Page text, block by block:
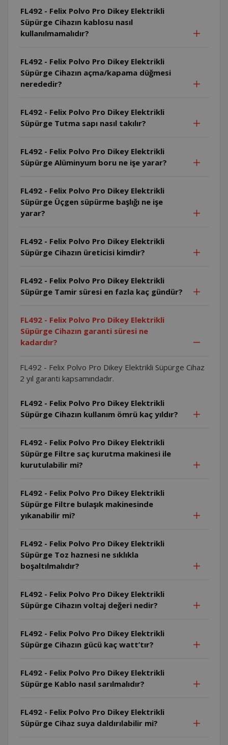
FL492 - Felix Polvo Pro Dikey Elektrikli
Süpürge Cihazın kablosu nasıl
kullanılmamalıdır?
FL492 - Felix Polvo Pro Dikey Elektrikli
Süpürge Cihazın açma/kapama düğmesi
nerededir?
FL492 - Felix Polvo Pro Dikey Elektrikli
Süpürge Tutma sapı nasıl takılır?
FL492 - Felix Polvo Pro Dikey Elektrikli
Süpürge Alüminyum boru ne işe yarar?
FL492 - Felix Polvo Pro Dikey Elektrikli
Süpürge Üçgen süpürme başlığı ne işe
yarar?
FL492 - Felix Polvo Pro Dikey Elektrikli
Süpürge Cihazın üreticisi kimdir?
FL492 - Felix Polvo Pro Dikey Elektrikli
Süpürge Tamir süresi en fazla kaç gündür?
FL492 - Felix Polvo Pro Dikey Elektrikli
Süpürge Cihazın garanti süresi ne
kadardır?
FL492 - Felix Polvo Pro Dikey Elektrikli Süpürge Cihaz
2 yıl garanti kapsamındadır.
FL492 - Felix Polvo Pro Dikey Elektrikli
Süpürge Cihazın kullanım ömrü kaç yıldır?
FL492 - Felix Polvo Pro Dikey Elektrikli
Süpürge Filtre saç kurutma makinesi ile
kurutulabilir mi?
FL492 - Felix Polvo Pro Dikey Elektrikli
Süpürge Filtre bulaşık makinesinde
yıkanabilir mi?
FL492 - Felix Polvo Pro Dikey Elektrikli
Süpürge Toz haznesi ne sıklıkla
boşaltılmalıdır?
FL492 - Felix Polvo Pro Dikey Elektrikli
Süpürge Cihazın voltaj değeri nedir?
FL492 - Felix Polvo Pro Dikey Elektrikli
Süpürge Cihazın gücü kaç watt’tır?
FL492 - Felix Polvo Pro Dikey Elektrikli
Süpürge Kablo nasıl sarılmalıdır?
FL492 - Felix Polvo Pro Dikey Elektrikli
Süpürge Cihaz suya daldırılabilir mi?